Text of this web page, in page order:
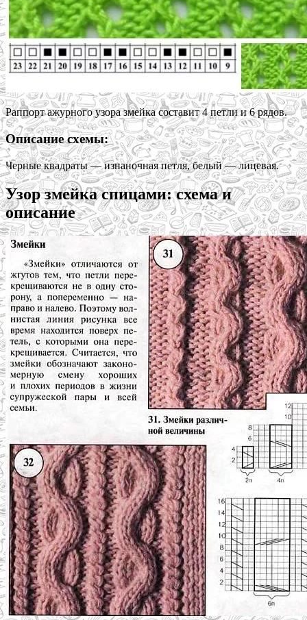
Раппорт ажурного узора змейка составит 4 петли и 6 рядов.
Описание схемы:
Черные квадраты — изнаночная петля, белый — лицевая.
Узор змейка спицами: схема и
описание